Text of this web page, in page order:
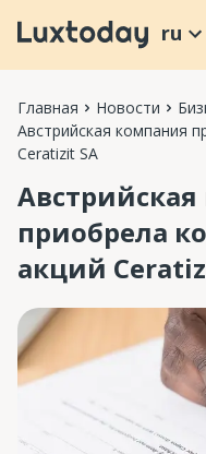
ru
Главная Новости
Австрийская компания
Ceratizit SA
приобрела
акций